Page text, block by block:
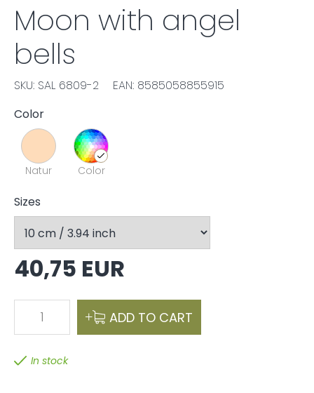
Moon with angel
bells
SKU: SAL 6809-2
EAN: 8585058855915
Color
Natur Color
Sizes
40,75 EUR
1 ADD TO CART
In stock